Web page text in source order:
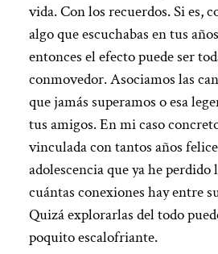
vida. Con los recuerdos. Si es,
algo que escuchabas en tus
entonces el efecto puede ser
conmovedor. Asociamos las
que jamás superamos o esa
tus amigos. En mi caso
vinculada con tantos años
adolescencia que ya he perdido
cuántas conexiones hay entre
Quizá explorarlas del todo
poquito escalofriante.